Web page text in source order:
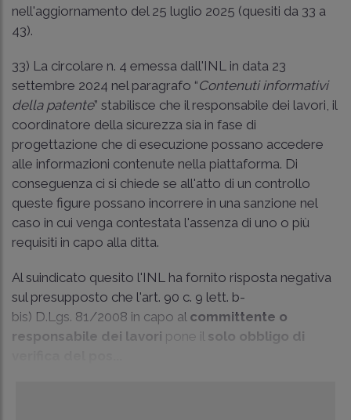
nell'aggiornamento del 25 luglio 2025 (quesiti da 33 a
43).
33) La circolare n. 4 emessa dall'INL in data 23
settembre 2024 nel paragrafo “Contenuti informativi
della patente” stabilisce che il responsabile dei lavori, il
coordinatore della sicurezza sia in fase di
progettazione che di esecuzione possano accedere
alle informazioni contenute nella piattaforma. Di
conseguenza ci si chiede se all'atto di un controllo
queste figure possano incorrere in una sanzione nel
caso in cui venga contestata l'assenza di uno o più
requisiti in capo alla ditta.
Al suindicato quesito l'INL ha fornito risposta negativa
sul presupposto che l'art. 90 c. 9 lett. b-
bis) D.Lgs. 81/2008 in capo al committente o
responsabile dei lavori pone il solo obbligo di